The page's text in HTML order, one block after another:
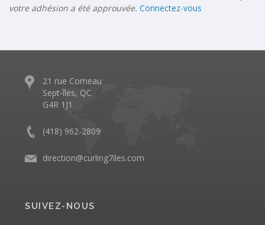
votre adhésion a été approuvée. Connectez-vous
21 rue Comeau
Sept-îles, QC
G4R 1J1
(418) 962-2809
direction@curling7iles.com
SUIVEZ-NOUS